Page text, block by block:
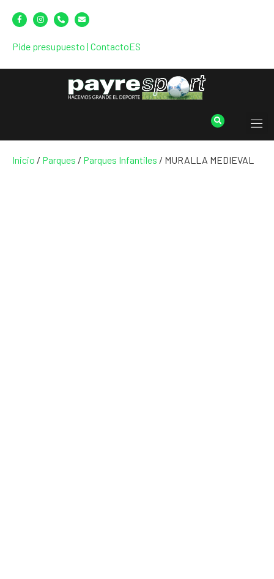
Pide presupuesto | ContactoES
Inicio / Parques / Parques Infantiles / MURALLA MEDIEVAL